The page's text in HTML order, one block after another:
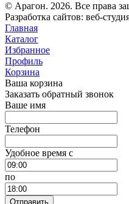
© Арагон. 2026. Все права
Разработка сайтов: веб-
Главная
Каталог
Избранное
Профиль
Корзина
Ваша корзина
Заказать обратный звонок
Ваше имя
Телефон
Удобное время c
по
Отправить